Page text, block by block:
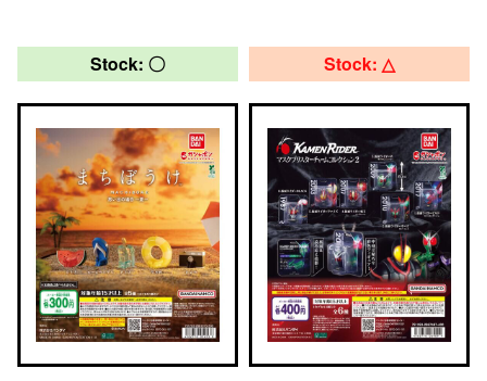
Stock: 〇 Stock: △